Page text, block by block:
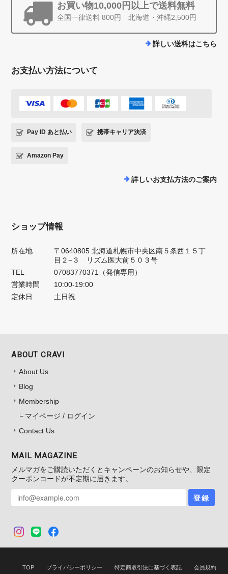
お買い物10,000円以上で送料無料
全国一律送料 800円 北海道・沖縄2,500円
詳しい送料はこちら
お支払い方法について
Pay ID あと払い 携帯キャリア決済
Amazon Pay
詳しいお支払方法のご案内
ショップ情報
所在地
〒0640805 北海道札幌市中央区南５条西１５丁
目２−３ リズム医大前５０３号
TEL
07083770371（発信専用）
営業時間
10:00-19:00
定休日
土日祝
ABOUT CRAVI
About Us
Blog
Membership
マイページ / ログイン
Contact Us
MAIL MAGAZINE
メルマガをご購読いただくとキャンペーンのお知らせや、限定
クーポンコードが不定期に届きます。
登録
TOP プライバシーポリシー 特定商取引法に基づく表記 会員規約